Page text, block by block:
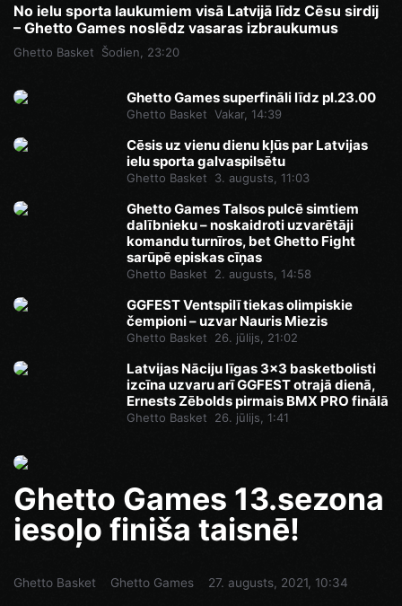
No ielu sporta laukumiem visā Latvijā līdz Cēsu sirdij
– Ghetto Games noslēdz vasaras izbraukumus
Ghetto Basket Šodien, 23:20
Ghetto Games superfināli līdz pl.23.00
Ghetto Basket Vakar, 14:39
Cēsis uz vienu dienu kļūs par Latvijas
ielu sporta galvaspilsētu
Ghetto Basket 3. augusts, 11:03
Ghetto Games Talsos pulcē simtiem
dalībnieku – noskaidroti uzvarētāji
komandu turnīros, bet Ghetto Fight
sarūpē episkas cīņas
Ghetto Basket 2. augusts, 14:58
GGFEST Ventspilī tiekas olimpiskie
čempioni – uzvar Nauris Miezis
Ghetto Basket 26. jūlijs, 21:02
Latvijas Nāciju līgas 3x3 basketbolisti
izcīna uzvaru arī GGFEST otrajā dienā,
Ernests Zēbolds pirmais BMX PRO finālā
Ghetto Basket 26. jūlijs, 1:41
Ghetto Games 13.sezona
iesoļo finiša taisnē!
Ghetto Basket Ghetto Games 27. augusts, 2021, 10:34